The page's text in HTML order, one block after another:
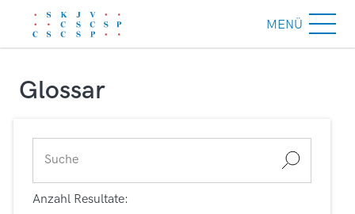
MENÜ
Glossar
Anzahl Resultate: